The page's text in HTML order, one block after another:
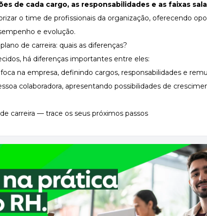
de cada cargo, as responsabilidades e as faixas
o time de profissionais da organização, oferecendo
e evolução.
de carreira: quais as diferenças?
há diferenças importantes entre eles:
foca na empresa, definindo cargos, responsabilidades e
colaboradora, apresentando possibilidades de
carreira — trace os seus próximos passos